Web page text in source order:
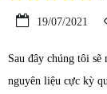
19/07/2021
Sau đây chúng tôi
nguyên liệu cực kỳ